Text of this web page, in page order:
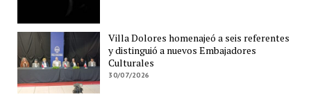
Villa Dolores homenajeó a seis referentes
y distinguió a nuevos Embajadores
Culturales
30/07/2026